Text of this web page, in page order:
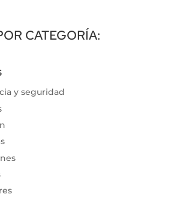
CATEGORÍA:
y seguridad